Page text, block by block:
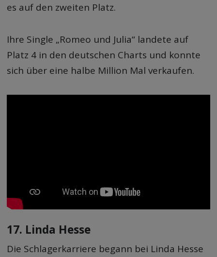
es auf den zweiten Platz.
Ihre Single „Romeo und Julia“ landete auf
Platz 4 in den deutschen Charts und konnte
sich über eine halbe Million Mal verkaufen.
17. Linda Hesse
Die Schlagerkarriere begann bei Linda Hesse